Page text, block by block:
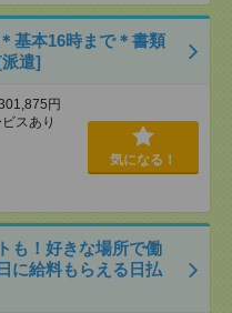
基本16時まで＊書類
遣]
円
スあり
気になる！
も！好きな場所で働
に給料もらえる日払